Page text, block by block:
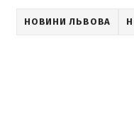
НОВИНИ ЛЬВОВА